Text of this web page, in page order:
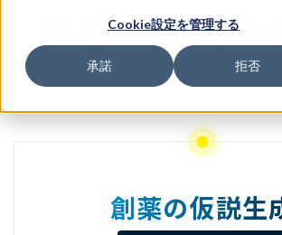
Cookie設定を管理する
承諾 拒否
Drug Discovery AI
創薬の仮説生